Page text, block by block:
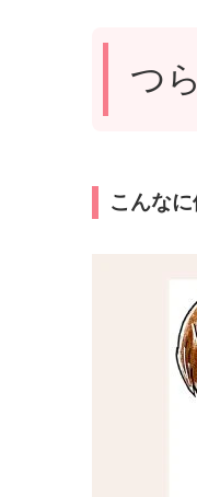
つ
こんな